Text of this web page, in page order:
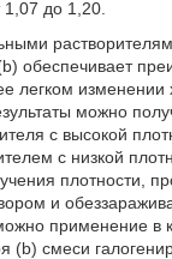
до 1,20.
обеспечивает
легком изменении
можно
с высокой
с низкой
плотности,
и
применение в
(b) смеси